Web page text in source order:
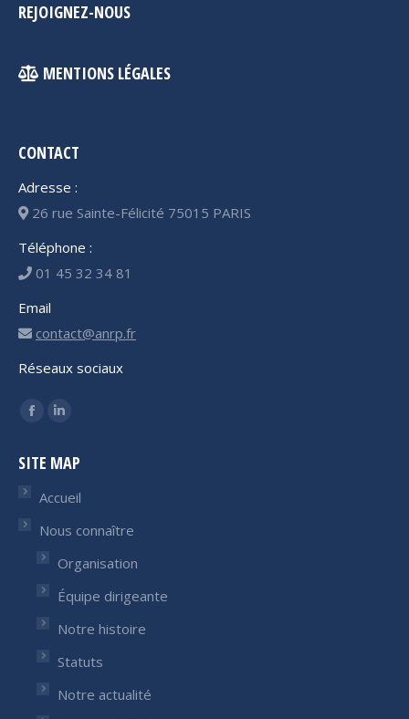
REJOIGNEZ-NOUS
MENTIONS LÉGALES
CONTACT
Adresse :
26 rue Sainte-Félicité 75015 PARIS
Téléphone :
01 45 32 34 81
Email
contact@anrp.fr
Réseaux sociaux
Trouvez nous sur :
Facebook
opens
window
LinkedIn
opens
in
window
SITE MAP
Accueil
Nous connaître
Organisation
Équipe dirigeante
Notre histoire
Statuts
Notre actualité